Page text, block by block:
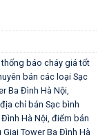
thống báo cháy giá tốt
bán các loại Sạc
Ba Đình Hà Nội,
địa chỉ bán Sạc bình
Hà Nội, điểm bán
Tower Ba Đình Hà